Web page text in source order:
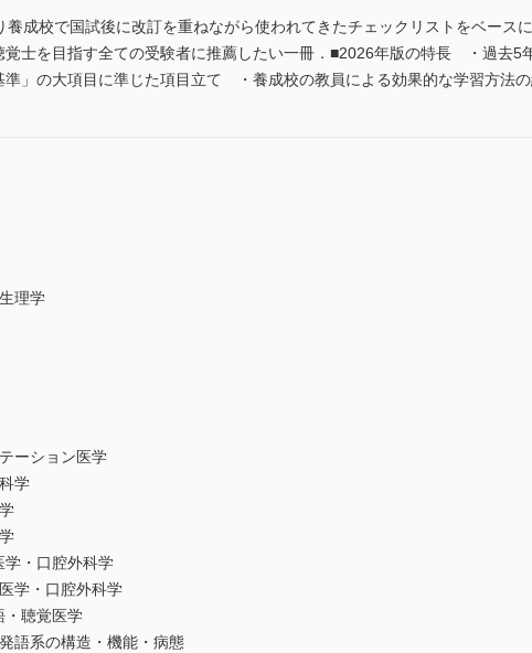
養成校で国試後に改訂を重ねながら使われてきたチェックリストをベース
覚士を目指す全ての受験者に推薦したい一冊．■2026年版の特長 ・過去5
」の大項目に準じた項目立て ・養成校の教員による効果的な学習方法
理学
ション医学
学
・口腔外科学
・口腔外科学
聴覚医学
系の構造・機能・病態